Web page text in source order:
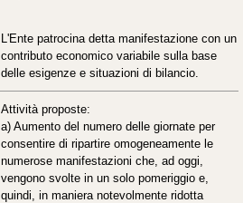
L'Ente patrocina detta manifestazione con un
contributo economico variabile sulla base
delle esigenze e situazioni di bilancio.
Attività proposte:
a) Aumento del numero delle giornate per
consentire di ripartire omogeneamente le
numerose manifestazioni che, ad oggi,
vengono svolte in un solo pomeriggio e,
quindi, in maniera notevolmente ridotta